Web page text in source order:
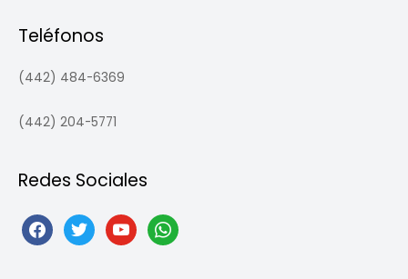
Teléfonos
(442) 484-6369
(442) 204-5771
Redes Sociales
facebooktwitter youtubewhatsapp